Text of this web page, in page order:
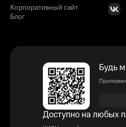
Корпоративный сайт
Блог
Будь
Доступно на любых